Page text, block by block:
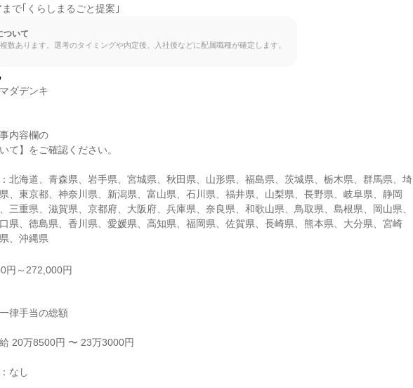
で｢くらしまるごと提案｣
ついて
数あります。選考のタイミングや内定後、入社後などに配属職種が確定します。
ダデンキ
内容欄の
て】をご確認ください。
北海道、青森県、岩手県、宮城県、秋田県、山形県、福島県、茨城県、栃木県、群馬県、埼
、東京都、神奈川県、新潟県、富山県、石川県、福井県、山梨県、長野県、岐阜県、静岡
三重県、滋賀県、京都府、大阪府、兵庫県、奈良県、和歌山県、鳥取県、島根県、岡山県、
県、徳島県、香川県、愛媛県、高知県、福岡県、佐賀県、長崎県、熊本県、大分県、宮崎
、沖縄県
円～272,000円
律手当の総額
20万8500円 〜 23万3000円
なし